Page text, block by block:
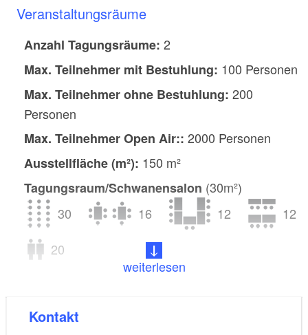
Veranstaltungsräume
Anzahl Tagungsräume: 2
Max. Teilnehmer mit Bestuhlung: 100 Personen
Max. Teilnehmer ohne Bestuhlung​: 200
Personen
Max. Teilnehmer Open Air:: 2000 Personen
Ausstellfläche (m²): 150 m²
Tagungsraum/Schwanensalon (30m²)
30
16 12
12
20
100
weiterlesen
Kontakt